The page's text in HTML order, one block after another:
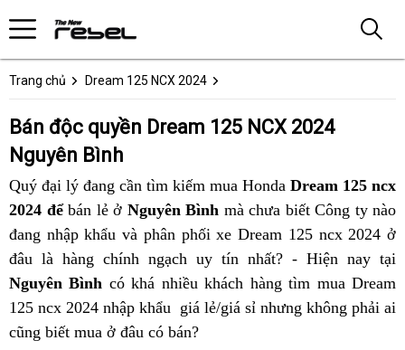
Trang chủ Dream 125 NCX 2024
Bán độc quyền Dream 125 NCX 2024
Nguyên Bình
Quý đại lý đang cần tìm kiếm mua Honda Dream 125 ncx
2024 để bán lẻ ở Nguyên Bình mà chưa biết Công ty nào
đang nhập khẩu và phân phối xe Dream 125 ncx 2024 ở
đâu là hàng chính ngạch uy tín nhất? - Hiện nay tại
Nguyên Bình có khá nhiều khách hàng tìm mua Dream
125 ncx 2024 nhập khẩu giá lẻ/giá sỉ nhưng không phải ai
cũng biết mua ở đâu có bán?